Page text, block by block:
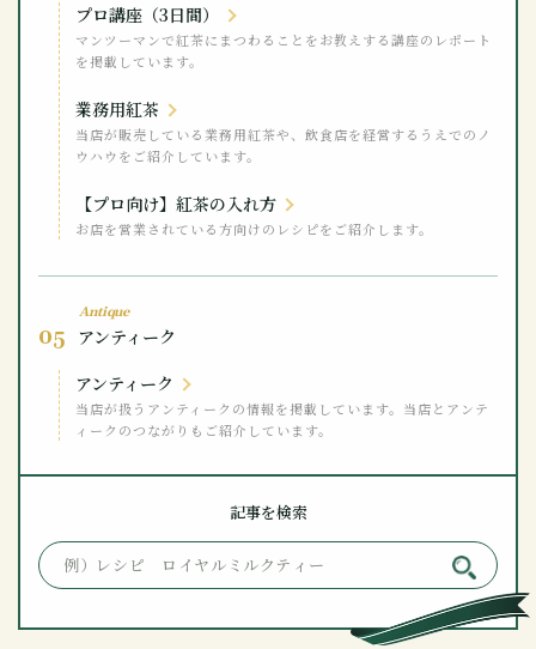
プロ講座（3日間）
マンツーマンで紅茶にまつわることをお教えする講座のレポート
を掲載しています。
業務用紅茶
当店が販売している業務用紅茶や、飲食店を経営するうえでのノ
ウハウをご紹介しています。
【プロ向け】紅茶の入れ方
お店を営業されている方向けのレシピをご紹介します。
Antique
05
アンティーク
アンティーク
当店が扱うアンティークの情報を掲載しています。当店とアンテ
ィークのつながりもご紹介しています。
記事を検索